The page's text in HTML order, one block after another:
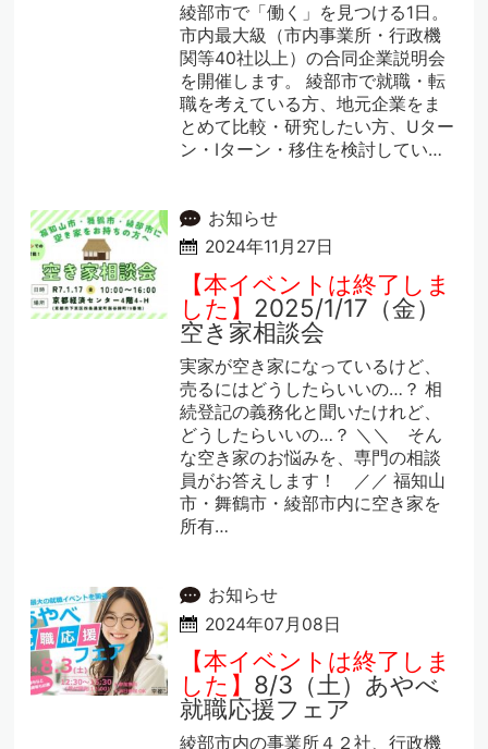
綾部市で「働く」を見つける1日。
市内最大級（市内事業所・行政機
関等40社以上）の合同企業説明会
を開催します。 綾部市で就職・転
職を考えている方、地元企業をま
とめて比較・研究したい方、Uター
ン・Iターン・移住を検討してい…
お知らせ
2024年11月27日
【本イベントは終了しま
した】 2025/1/17（金）
空き家相談会
実家が空き家になっているけど、
売るにはどうしたらいいの…？ 相
続登記の義務化と聞いたけれど、
どうしたらいいの…？ ＼＼ そん
な空き家のお悩みを、専門の相談
員がお答えします！ ／／ 福知山
市・舞鶴市・綾部市内に空き家を
所有…
お知らせ
2024年07月08日
【本イベントは終了しま
した】 8/3（土）あやべ
就職応援フェア
綾部市内の事業所４２社、行政機